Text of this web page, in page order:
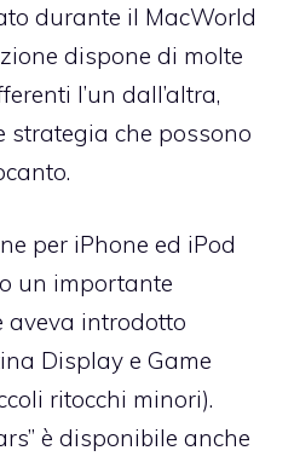
durante il MacWorld
dispone di molte
l’un dall’altra,
strategia che possono
per iPhone ed iPod
un importante
aveva introdotto
Display e Game
ritocchi minori).
è disponibile anche